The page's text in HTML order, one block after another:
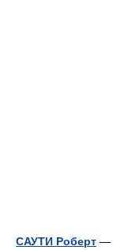
САУТИ Роберт —